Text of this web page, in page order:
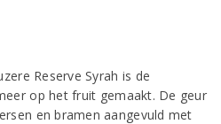
Reserve Syrah is de
op het fruit gemaakt. De geur
en bramen aangevuld met